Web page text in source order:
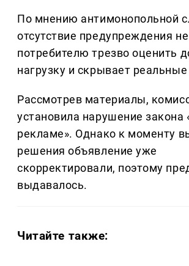
По мнению антимонопольной
отсутствие предупреждения
потребителю трезво оценить
нагрузку и скрывает реальные
Рассмотрев материалы,
установила нарушение закона
рекламе». Однако к моменту
решения объявление уже
скорректировали, поэтому
выдавалось.
Читайте также: